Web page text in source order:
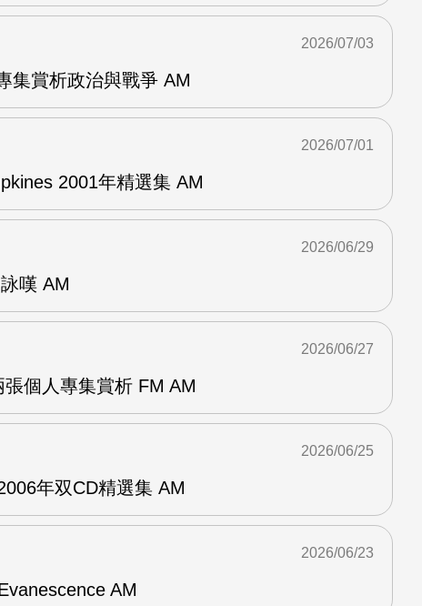
集賞析政治與戰爭 AM
2026/07/03
2001年精選集 AM
2026/07/01
嘆 AM
2026/06/29
個人專集賞析 FM AM
2026/06/27
年双CD精選集 AM
2026/06/25
AM
2026/06/23